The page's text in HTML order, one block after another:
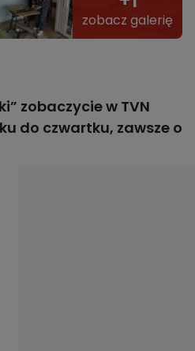
zobacz galerię
zobaczycie w TVN
do czwartku, zawsze o